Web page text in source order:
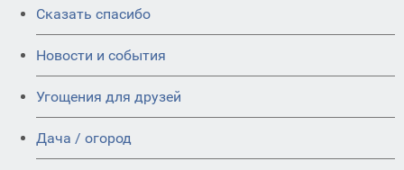
Сказать спасибо
Новости и события
Угощения для друзей
Дача / огород